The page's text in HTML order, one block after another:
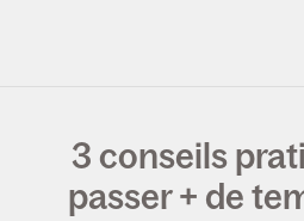
3 conseils
passer + de